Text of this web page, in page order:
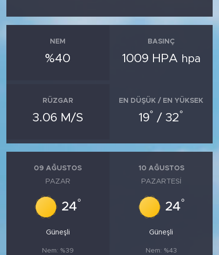
NEM
%40
BASINÇ
1009 HPA hpa
RÜZGAR
3.06 M/S
EN DÜŞÜK / EN YÜKSEK
19° / 32°
09 AĞUSTOS
PAZAR
24°
Güneşli
Nem: %39
10 AĞUSTOS
PAZARTESI
24°
Güneşli
Nem: %43